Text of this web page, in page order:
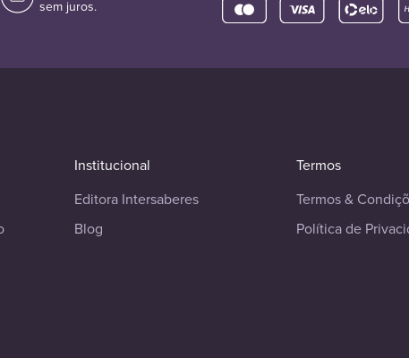
sem juros.
Institucional
Editora Intersaberes
Blog
Termos
Termos &
Política de